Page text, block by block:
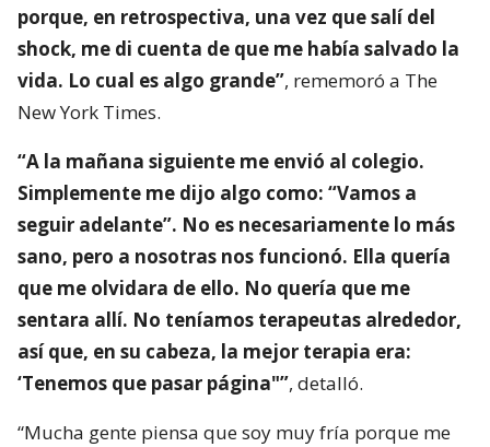
porque, en retrospectiva, una vez que salí del
shock, me di cuenta de que me había salvado la
vida. Lo cual es algo grande”, rememoró a The
New York Times.
“A la mañana siguiente me envió al colegio.
Simplemente me dijo algo como: “Vamos a
seguir adelante”. No es necesariamente lo más
sano, pero a nosotras nos funcionó. Ella quería
que me olvidara de ello. No quería que me
sentara allí. No teníamos terapeutas alrededor,
así que, en su cabeza, la mejor terapia era:
‘Tenemos que pasar página"”, detalló.
“Mucha gente piensa que soy muy fría porque me